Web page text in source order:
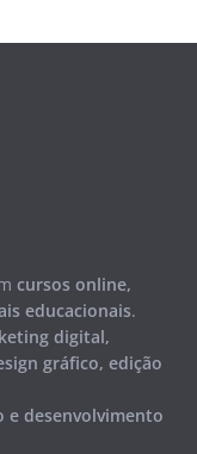
cursos online,
educacionais.
digital,
gráfico, edição
desenvolvimento